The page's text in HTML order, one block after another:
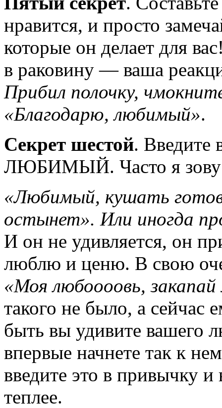
нравится, и просто
которые он делает для
в раковину — ваша
Прибил полочку,
«Благодарю, любимый».
Секрет шестой. Введите
ЛЮБИМЫЙ. Часто я
«Любимый, кушать
остынет». Или иногда
И он не удивляется, он
люблю и ценю. В свою
«Моя любоооовь, закапай
такого не было, а сейчас
быть вы удивите вашего
впервые начнете так к
введите это в привычку
теплее.